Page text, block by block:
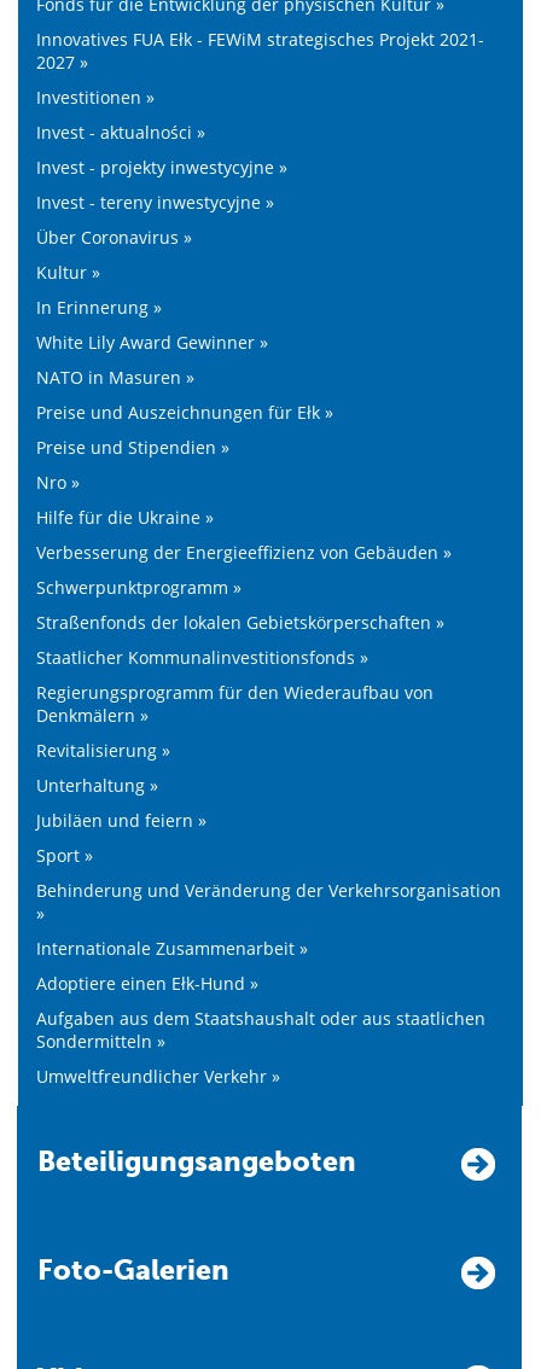
Innovatives FUA Ełk - FEWiM strategisches Projekt 2021-
2027 »
Investitionen »
Invest - aktualności »
Invest - projekty inwestycyjne »
Invest - tereny inwestycyjne »
Über Coronavirus »
Kultur »
In Erinnerung »
White Lily Award Gewinner »
NATO in Masuren »
Preise und Auszeichnungen für Ełk »
Preise und Stipendien »
Nro »
Hilfe für die Ukraine »
Verbesserung der Energieeffizienz von Gebäuden »
Schwerpunktprogramm »
Straßenfonds der lokalen Gebietskörperschaften »
Staatlicher Kommunalinvestitionsfonds »
Regierungsprogramm für den Wiederaufbau von
Denkmälern »
Revitalisierung »
Unterhaltung »
Jubiläen und feiern »
Sport »
Behinderung und Veränderung der Verkehrsorganisation
»
Internationale Zusammenarbeit »
Adoptiere einen Ełk-Hund »
Aufgaben aus dem Staatshaushalt oder aus staatlichen
Sondermitteln »
Umweltfreundlicher Verkehr »
Beteiligungsangeboten
Foto-Galerien